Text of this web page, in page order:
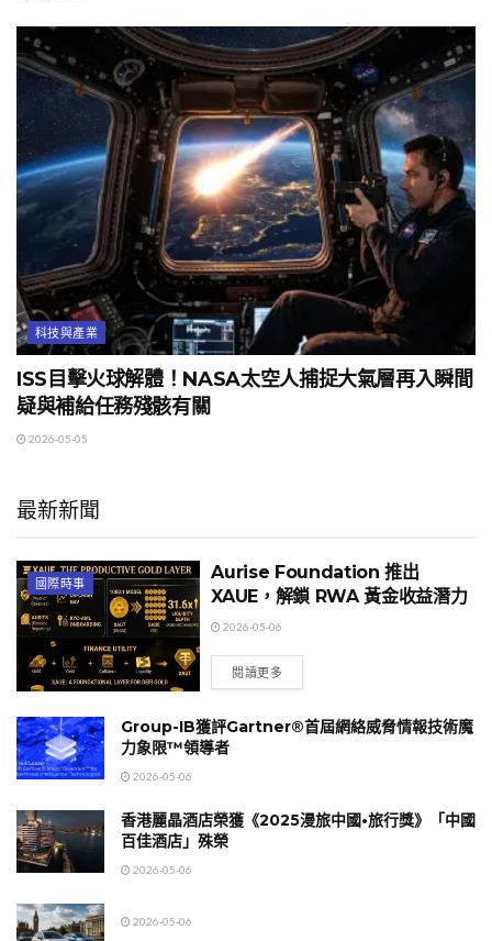
科技與產業
ISS目擊火球解體！NASA太空人捕捉大氣層再入瞬間
疑與補給任務殘骸有關
2026-05-05
最新新聞
國際時事
Aurise Foundation 推出
XAUE，解鎖 RWA 黃金收益潛力
2026-05-06
閱讀更多
Group-IB獲評Gartner®首屆網絡威脅情報技術魔
力象限™領導者
2026-05-06
香港麗晶酒店榮獲《2025漫旅中國•旅行獎》「中國
百佳酒店」殊榮
2026-05-06
2026-05-06